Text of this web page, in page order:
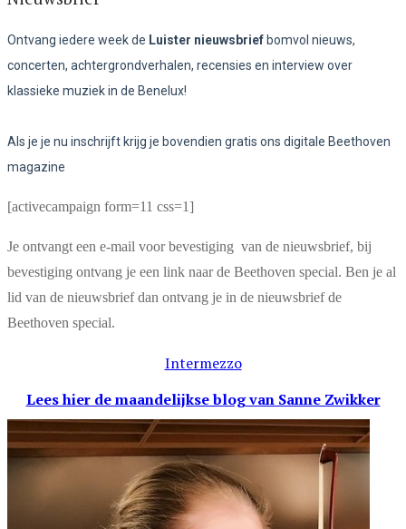
Ontvang iedere week de Luister nieuwsbrief bomvol nieuws,
concerten, achtergrondverhalen, recensies en interview over
klassieke muziek in de Benelux!
Als je je nu inschrijft krijg je bovendien gratis ons digitale Beethoven
magazine
[activecampaign form=11 css=1]
Je ontvangt een e-mail voor bevestiging van de nieuwsbrief, bij
bevestiging ontvang je een link naar de Beethoven special. Ben je al
lid van de nieuwsbrief dan ontvang je in de nieuwsbrief de
Beethoven special.
Intermezzo
Lees hier de maandelijkse blogvan Sanne Zwikker